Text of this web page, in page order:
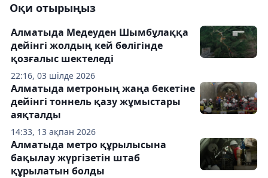
Оқи отырыңыз
22:16, 03 шілде 2026
Алматыда Медеуден Шымбұлаққа
дейінгі жолдың кей бөлігінде
қозғалыс шектеледі
14:33, 13 ақпан 2026
Алматыда метроның жаңа бекетіне
дейінгі тоннель қазу жұмыстары
аяқталды
Алматыда метро құрылысына
бақылау жүргізетін штаб
құрылатын болды